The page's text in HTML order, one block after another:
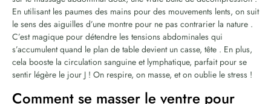
En utilisant les paumes des mains pour des mouvements lents, on suit
le sens des aiguilles d’une montre pour ne pas contrarier la nature .
C’est magique pour détendre les tensions abdominales qui
s’accumulent quand le plan de table devient un casse, tête . En plus,
cela booste la circulation sanguine et lymphatique, parfait pour se
sentir légère le jour J ! On respire, on masse, et on oublie le stress !
Comment se masser le ventre pour